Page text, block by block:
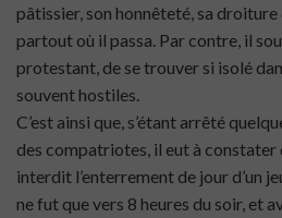
pâtissier, son honnêteté, sa
partout où il passa. Par contre, il
protestant, de se trouver si isolé
souvent hostiles.
C’est ainsi que, s’étant arrêté
des compatriotes, il eut à
interdit l’enterrement de jour d’un
ne fut que vers 8 heures du soir, et